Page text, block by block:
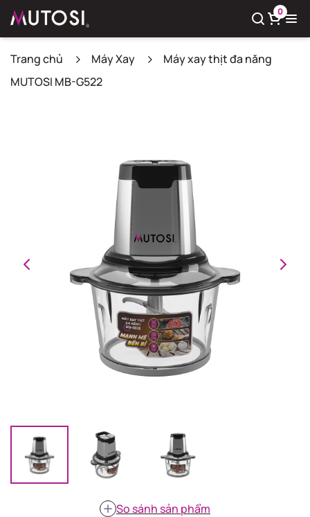
0
Trang chủ Máy Xay
Máy xay thịt đa năng
MUTOSI MB-G522
So sánh sản phẩm